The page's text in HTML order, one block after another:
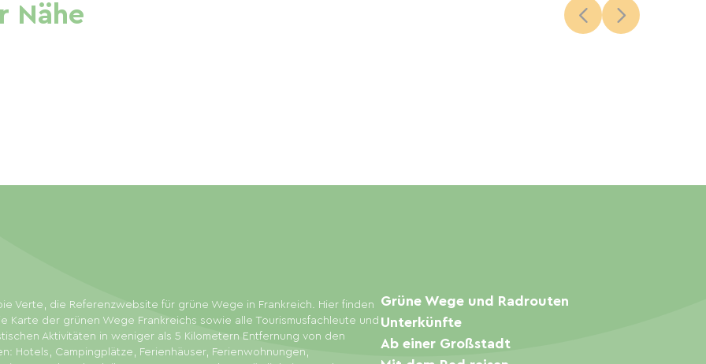
Nähe
Verte, die Referenzwebsite für grüne Wege in Frankreich. Hier finden
Karte der grünen Wege Frankreichs sowie alle Tourismusfachleute und
Aktivitäten in weniger als 5 Kilometern Entfernung von den
Hotels, Campingplätze, Ferienhäuser, Ferienwohnungen,
Grüne Wege und Radrouten
Unterkünfte
Ab einer Großstadt